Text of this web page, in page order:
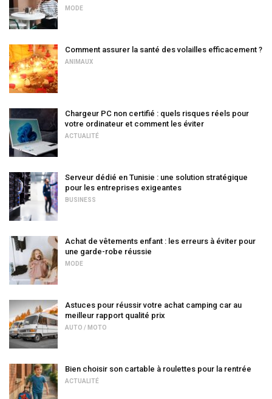
MODE
Comment assurer la santé des volailles efficacement ?
ANIMAUX
Chargeur PC non certifié : quels risques réels pour
votre ordinateur et comment les éviter
ACTUALITÉ
Serveur dédié en Tunisie : une solution stratégique
pour les entreprises exigeantes
BUSINESS
Achat de vêtements enfant : les erreurs à éviter pour
une garde-robe réussie
MODE
Astuces pour réussir votre achat camping car au
meilleur rapport qualité prix
AUTO / MOTO
Bien choisir son cartable à roulettes pour la rentrée
ACTUALITÉ